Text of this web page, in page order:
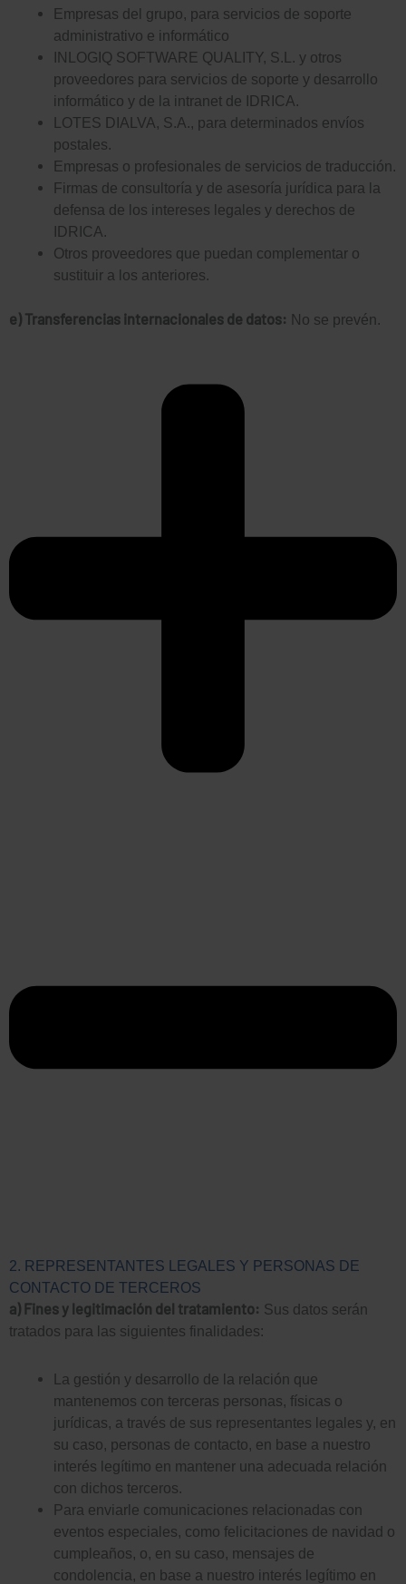
Empresas del grupo, para servicios de soporte
administrativo e informático
INLOGIQ SOFTWARE QUALITY, S.L. y otros
proveedores para servicios de soporte y desarrollo
informático y de la intranet de IDRICA.
LOTES DIALVA, S.A., para determinados envíos
postales.
Empresas o profesionales de servicios de traducción.
Firmas de consultoría y de asesoría jurídica para la
defensa de los intereses legales y derechos de
IDRICA.
Otros proveedores que puedan complementar o
sustituir a los anteriores.
e) Transferencias internacionales de datos: No se prevén.
2. REPRESENTANTES LEGALES Y PERSONAS DE
CONTACTO DE TERCEROS
a) Fines y legitimación del tratamiento: Sus datos serán
tratados para las siguientes finalidades:
La gestión y desarrollo de la relación que
mantenemos con terceras personas, físicas o
jurídicas, a través de sus representantes legales y, en
su caso, personas de contacto, en base a nuestro
interés legítimo en mantener una adecuada relación
con dichos terceros.
Para enviarle comunicaciones relacionadas con
eventos especiales, como felicitaciones de navidad o
cumpleaños, o, en su caso, mensajes de
condolencia, en base a nuestro interés legítimo en